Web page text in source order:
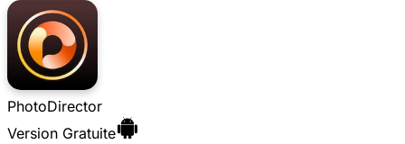
PhotoDirector
Version Gratuite